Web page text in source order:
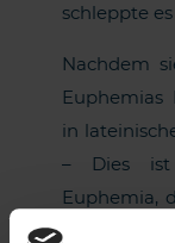
schleppte
Nachdem
Euphemias
in
– Dies ist
Euphemia,